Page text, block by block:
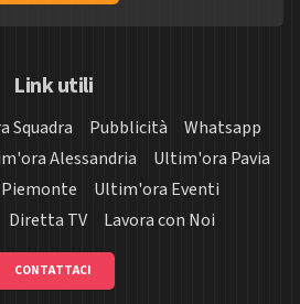
Link utili
Squadra Pubblicità
Whatsapp
Alessandria
Ultim'ora Pavia
Ultim'ora Eventi
Diretta TV Lavora con Noi
CONTATTACI